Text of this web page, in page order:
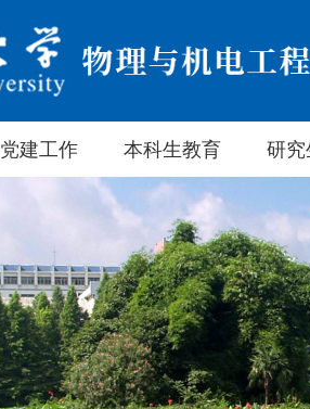
党建工作 本科生教育 研究